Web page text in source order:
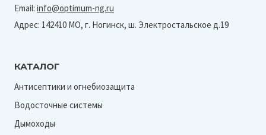
Email: info@optimum-ng.ru
Адрес: 142410 МО, г. Ногинск, ш. Электростальское д.19
КАТАЛОГ
Антисептики и огнебиозащита
Водосточные системы
Дымоходы